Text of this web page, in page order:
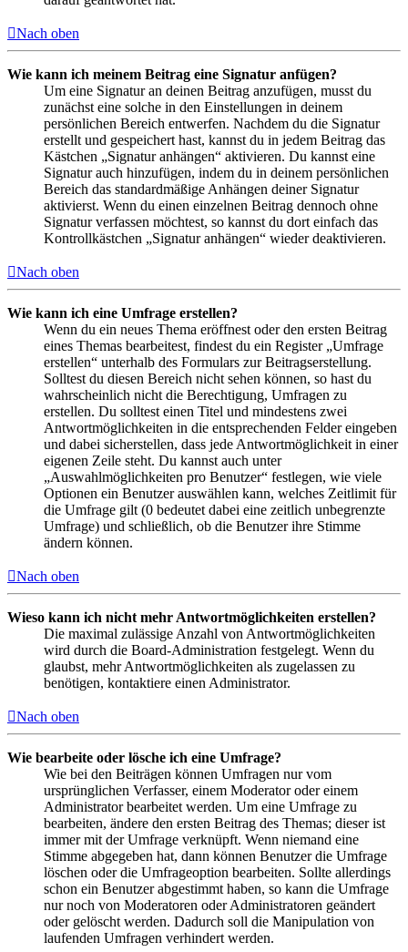
Nach oben
Wie kann ich meinem Beitrag eine Signatur anfügen?
Um eine Signatur an deinen Beitrag anzufügen, musst du
zunächst eine solche in den Einstellungen in deinem
persönlichen Bereich entwerfen. Nachdem du die Signatur
erstellt und gespeichert hast, kannst du in jedem Beitrag das
Kästchen „Signatur anhängen“ aktivieren. Du kannst eine
Signatur auch hinzufügen, indem du in deinem persönlichen
Bereich das standardmäßige Anhängen deiner Signatur
aktivierst. Wenn du einen einzelnen Beitrag dennoch ohne
Signatur verfassen möchtest, so kannst du dort einfach das
Kontrollkästchen „Signatur anhängen“ wieder deaktivieren.
Nach oben
Wie kann ich eine Umfrage erstellen?
Wenn du ein neues Thema eröffnest oder den ersten Beitrag
eines Themas bearbeitest, findest du ein Register „Umfrage
erstellen“ unterhalb des Formulars zur Beitragserstellung.
Solltest du diesen Bereich nicht sehen können, so hast du
wahrscheinlich nicht die Berechtigung, Umfragen zu
erstellen. Du solltest einen Titel und mindestens zwei
Antwortmöglichkeiten in die entsprechenden Felder eingeben
und dabei sicherstellen, dass jede Antwortmöglichkeit in einer
eigenen Zeile steht. Du kannst auch unter
„Auswahlmöglichkeiten pro Benutzer“ festlegen, wie viele
Optionen ein Benutzer auswählen kann, welches Zeitlimit für
die Umfrage gilt (0 bedeutet dabei eine zeitlich unbegrenzte
Umfrage) und schließlich, ob die Benutzer ihre Stimme
ändern können.
Nach oben
Wieso kann ich nicht mehr Antwortmöglichkeiten erstellen?
Die maximal zulässige Anzahl von Antwortmöglichkeiten
wird durch die Board-Administration festgelegt. Wenn du
glaubst, mehr Antwortmöglichkeiten als zugelassen zu
benötigen, kontaktiere einen Administrator.
Nach oben
Wie bearbeite oder lösche ich eine Umfrage?
Wie bei den Beiträgen können Umfragen nur vom
ursprünglichen Verfasser, einem Moderator oder einem
Administrator bearbeitet werden. Um eine Umfrage zu
bearbeiten, ändere den ersten Beitrag des Themas; dieser ist
immer mit der Umfrage verknüpft. Wenn niemand eine
Stimme abgegeben hat, dann können Benutzer die Umfrage
löschen oder die Umfrageoption bearbeiten. Sollte allerdings
schon ein Benutzer abgestimmt haben, so kann die Umfrage
nur noch von Moderatoren oder Administratoren geändert
oder gelöscht werden. Dadurch soll die Manipulation von
laufenden Umfragen verhindert werden.